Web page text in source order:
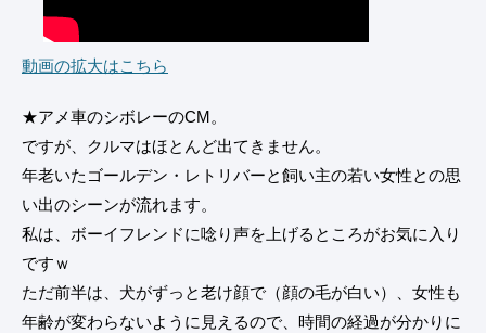
動画の拡大はこちら
★アメ車のシボレーのCM。
ですが、クルマはほとんど出てきません。
年老いたゴールデン・レトリバーと飼い主の若い女性との思
い出のシーンが流れます。
私は、ボーイフレンドに唸り声を上げるところがお気に入り
ですｗ
ただ前半は、犬がずっと老け顔で（顔の毛が白い）、女性も
年齢が変わらないように見えるので、時間の経過が分かりに